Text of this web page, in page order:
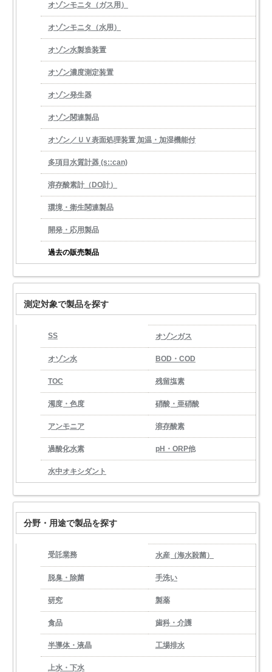
オゾンモニタ（ガス用）
オゾンモニタ（水用）
オゾン水製造装置
オゾン濃度測定装置
オゾン発生器
オゾン関連製品
オゾン／ＵＶ表面処理装置 加温・加湿機能付
多項目水質計器 (s::can)
溶存酸素計（DO計）
環境・衛生関連製品
開発・応用製品
過去の販売製品
測定対象で製品を探す
SS オゾンガス
オゾン水 BOD・COD
TOC 残留塩素
濁度・色度 硝酸・亜硝酸
アンモニア 溶存酸素
過酸化水素 pH・ORP他
水中オキシダント
分野・用途で製品を探す
受託業務 水産（海水殺菌）
脱臭・除菌 手洗い
研究 製薬
食品 歯科・介護
半導体・液晶 工場排水
上水・下水